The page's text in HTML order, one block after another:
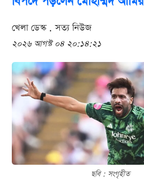
খেলা ডেস্ক . সত্য নিউজ
২০২৬ আগস্ট ০৪ ২০:১৪:২১
ছবি : সংগৃহীত